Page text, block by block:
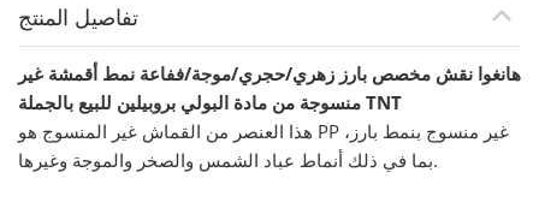
تفاصيل المنتج
هانغوا نقش مخصص بارز زهري/حجري/موجة/ففاعة نمط أقمشة غير
منسوجة من مادة البولي بروبيلين للبيع بالجملة TNT
هذا العنصر من القماش غير المنسوج هو PP غير منسوج بنمط بارز،
بما في ذلك أنماط عباد الشمس والصخر والموجة وغيرها.